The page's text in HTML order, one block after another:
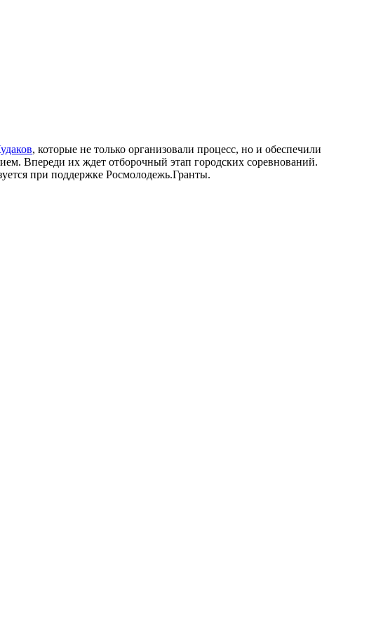
, которые не только организовали процесс, но и обеспечили
Впереди их ждет отборочный этап городских соревнований.
при поддержке Росмолодежь.Гранты.